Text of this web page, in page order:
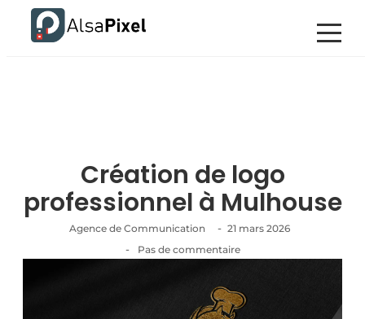
Création de logo
professionnel à Mulhouse
Agence de Communication - 21 mars 2026
- Pas de commentaire